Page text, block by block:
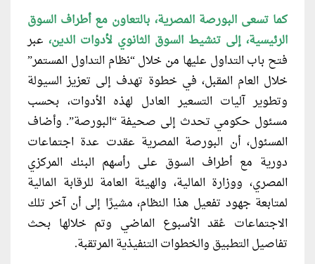
كما تسعى البورصة المصرية، بالتعاون مع أطراف السوق
الرئيسية، إلى تنشيط السوق الثانوي لأدوات الدين، عبر
فتح باب التداول عليها من خلال “نظام التداول المستمر”
خلال العام المقبل، في خطوة تهدف إلى تعزيز السيولة
وتطوير آليات التسعير العادل لهذه الأدوات، بحسب
مسئول حكومي تحدث إلى صحيفة “البورصة”. وأضاف
المسئول، أن البورصة المصرية عقدت عدة اجتماعات
دورية مع أطراف السوق على رأسهم البنك المركزي
المصري، ووزارة المالية، والهيئة العامة للرقابة المالية
لمتابعة جهود تفعيل هذا النظام، مشيرًا إلى أن آخر تلك
الاجتماعات عُقد الأسبوع الماضي وتم خلالها بحث
تفاصيل التطبيق والخطوات التنفيذية المرتقبة.